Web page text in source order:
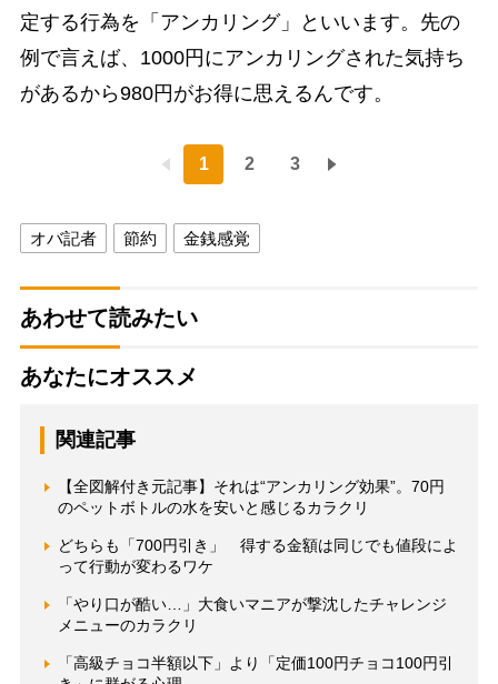
定する行為を「アンカリング」といいます。先の
例で言えば、1000円にアンカリングされた気持ち
があるから980円がお得に思えるんです。
1 2 3
オバ記者 節約 金銭感覚
あわせて読みたい
あなたにオススメ
関連記事
【全図解付き元記事】それは“アンカリング効果”。70円
のペットボトルの水を安いと感じるカラクリ
どちらも「700円引き」 得する金額は同じでも値段によ
って行動が変わるワケ
「やり口が酷い…」大食いマニアが撃沈したチャレンジ
メニューのカラクリ
「高級チョコ半額以下」より「定価100円チョコ100円引